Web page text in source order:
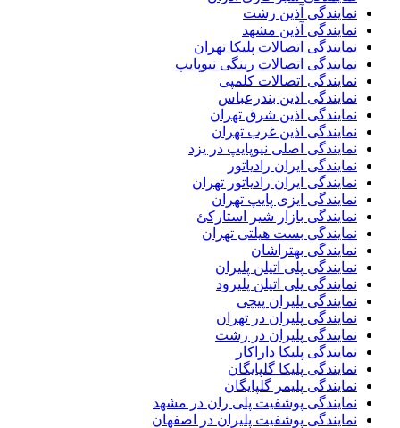
نمایندگی آذین رشت
نمایندگی آذین مشهد
نمایندگی اتصالات پلیکا تهران
نمایندگی اتصالات رینگی نیوپایپ
نمایندگی اتصالات کلمپی
نمایندگی اذین بندرعباس
نمایندگی اذین شرق تهران
نمایندگی اذین غرب تهران
نمایندگی اصلی نیوپایپ در یزد
نمایندگی ایران رادیاتور
نمایندگی ایران رادیاتور تهران
نمایندگی ایزی پایپ تهران
نمایندگی بازار شیر استارکئ
نمایندگی بست هیلتی تهران
نمایندگی بهتراشان
نمایندگی پلی اتیلن پلیران
نمایندگی پلی اتیلن پلیرود
نمایندگی پلیران پیچی
نمایندگی پلیران در تهران
نمایندگی پلیران در رشت
نمایندگی پلیکا داراکار
نمایندگی پلیکا گلپایگان
نمایندگی پلیمر گلپایگان
نمایندگی پوشفیت پلی ران در مشهد
نمایندگی پوشفیت پلیران در اصفهان